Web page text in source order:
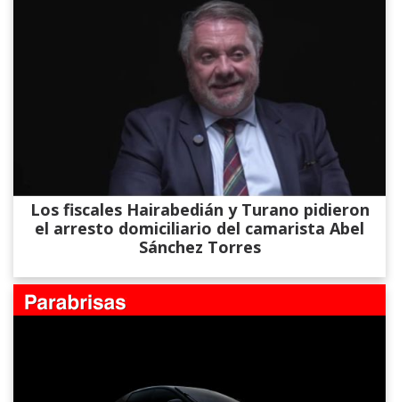
Los fiscales Hairabedián y Turano pidieron
el arresto domiciliario del camarista Abel
Sánchez Torres